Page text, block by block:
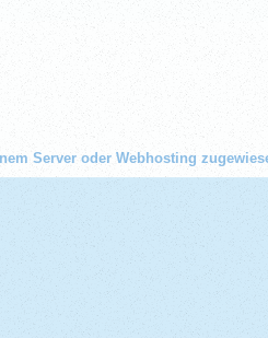
Server oder Webhosting